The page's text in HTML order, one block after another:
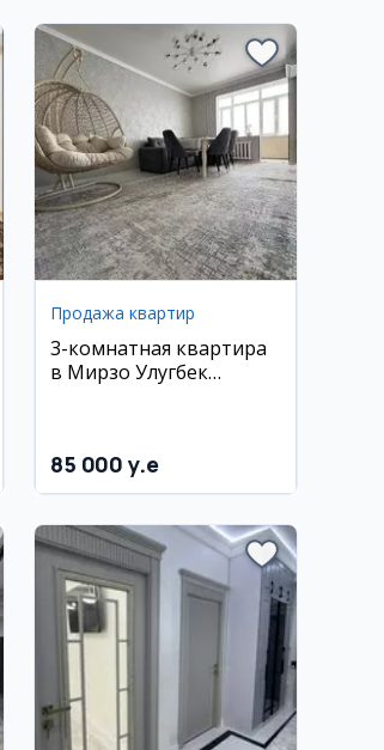
Продажа квартир
3-комнатная квартира
в Мирзо Улугбек
85 000 y.e